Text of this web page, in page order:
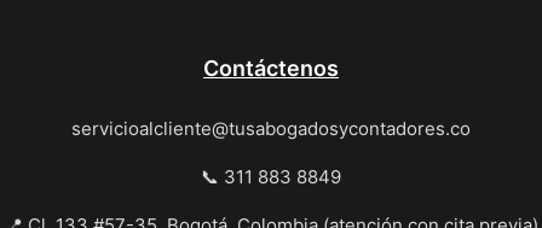
Contáctenos
servicioalcliente@tusabogadosycontadores.co
📞 311 883 8849